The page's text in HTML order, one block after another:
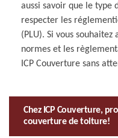
aussi savoir que le
respecter les
(PLU). Si vous
normes et les
ICP Couverture sans
Chez ICP Couverture,
couverture de toiture!